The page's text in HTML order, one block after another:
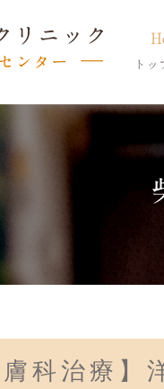
ト
膚科治療】